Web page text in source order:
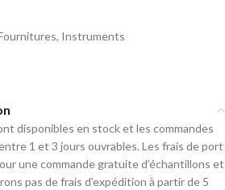
, Instruments
disponibles en stock et les commandes
1 et 3 jours ouvrables. Les frais de port
une commande gratuite d’échantillons et
pas de frais d’expédition à partir de 5